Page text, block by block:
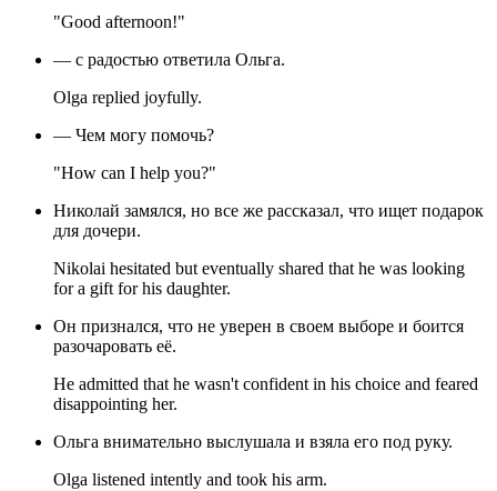
"Good afternoon!"
— с радостью ответила Ольга.
Olga replied joyfully.
— Чем могу помочь?
"How can I help you?"
Николай замялся, но все же рассказал, что ищет подарок
для дочери.
Nikolai hesitated but eventually shared that he was looking
for a gift for his daughter.
Он признался, что не уверен в своем выборе и боится
разочаровать её.
He admitted that he wasn't confident in his choice and feared
disappointing her.
Ольга внимательно выслушала и взяла его под руку.
Olga listened intently and took his arm.